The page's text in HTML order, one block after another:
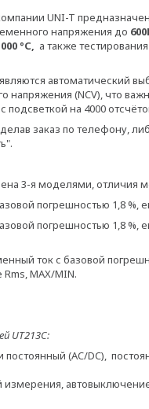
UNI-T
напряжения до
°С, а также
являются автоматический
напряжения (NCV), что
на 4000
заказ по телефону,
3-я моделями,
погрешностью 1,8 %,
погрешностью 1,8 %,
ток с базовой
MAX/MIN.
UT213С:
(AC/DC),